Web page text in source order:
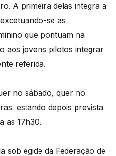
A primeira delas integra a
se as
que pontuam na
aos jovens pilotos integrar
referida.
no sábado, quer no
estando depois prevista
as 17h30.
sob égide da Federação de